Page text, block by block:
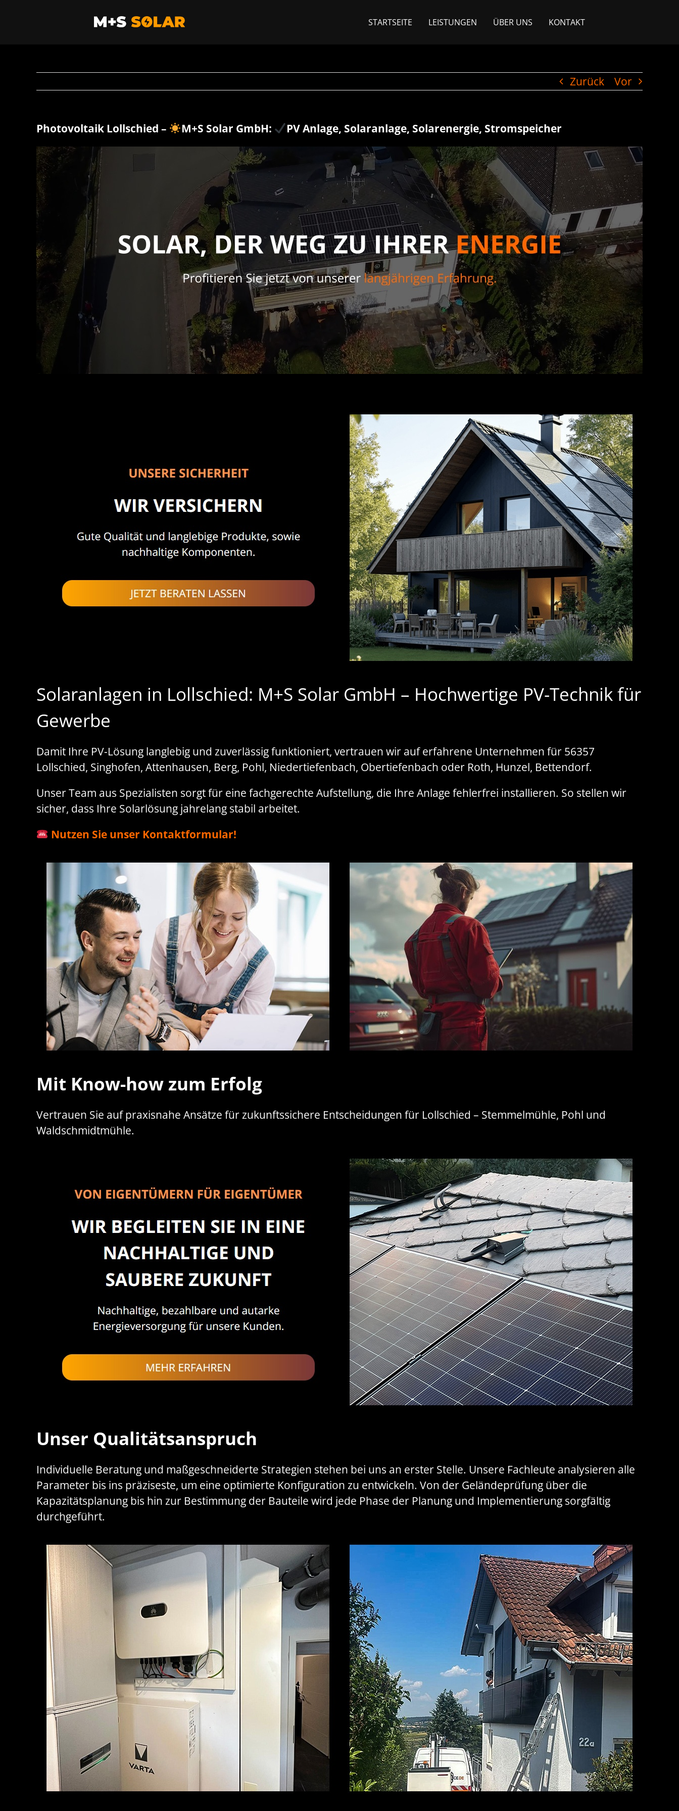
STARTSEITE LEISTUNGEN ÜBER UNS KONTAKT
Zurück Vor
Photovoltaik Lollschied – M+S Solar GmbH: PV Anlage, Solaranlage, Solarenergie, Stromspeicher
Solaranlagen in Lollschied: M+S Solar GmbH – Hochwertige PV-Technik für
Gewerbe
Damit Ihre PV-Lösung langlebig und zuverlässig funktioniert, vertrauen wir auf erfahrene Unternehmen für 56357
Lollschied, Singhofen, Attenhausen, Berg, Pohl, Niedertiefenbach, Obertiefenbach oder Roth, Hunzel, Bettendorf.
Unser Team aus Spezialisten sorgt für eine fachgerechte Aufstellung, die Ihre Anlage fehlerfrei installieren. So stellen wir
sicher, dass Ihre Solarlösung jahrelang stabil arbeitet.
Nutzen Sie unser Kontaktformular!
Mit Know-how zum Erfolg
Vertrauen Sie auf praxisnahe Ansätze für zukunftssichere Entscheidungen für Lollschied – Stemmelmühle, Pohl und
Waldschmidtmühle.
Unser Qualitätsanspruch
Individuelle Beratung und maßgeschneiderte Strategien stehen bei uns an erster Stelle. Unsere Fachleute analysieren alle
Parameter bis ins präziseste, um eine optimierte Konfiguration zu entwickeln. Von der Geländeprüfung über die
Kapazitätsplanung bis hin zur Bestimmung der Bauteile wird jede Phase der Planung und Implementierung sorgfältig
durchgeführt.